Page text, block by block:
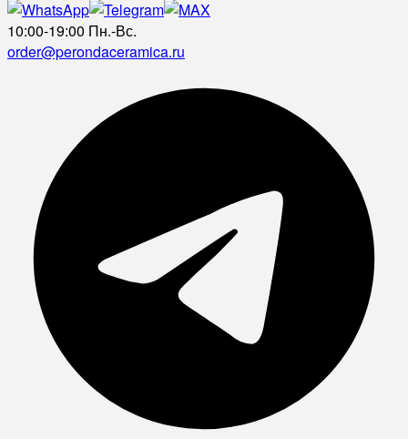
10:00-19:00 Пн.-Вс.
order@perondaceramica.ru